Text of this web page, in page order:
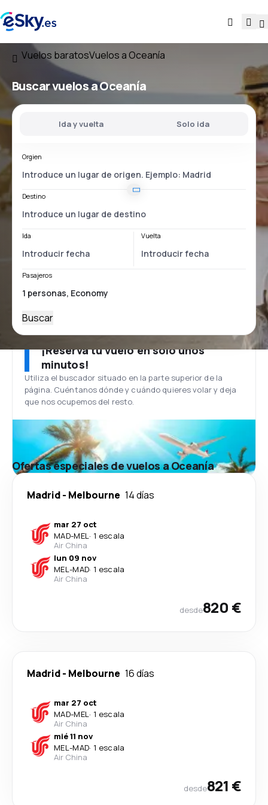
Vuelos baratosVuelos a Oceanía
Buscar vuelos a Oceanía
Ida y vuelta Solo ida
Orgien
Destino
Ida Vuelta
Pasajeros
Buscar
¡Reserva tu vuelo en solo unos
minutos!
Utiliza el buscador situado en la parte superior de la
página. Cuéntanos dónde y cuándo quieres volar y deja
que nos ocupemos del resto.
Ofertas especiales de vuelos a Oceanía
Madrid- Melbourne 14 días
mar 27 oct
MAD-MEL· 1 escala
Air China
lun 09 nov
MEL-MAD· 1 escala
Air China
desde820 €
Madrid- Melbourne 16 días
mar 27 oct
MAD-MEL· 1 escala
Air China
mié 11 nov
MEL-MAD· 1 escala
Air China
desde821 €